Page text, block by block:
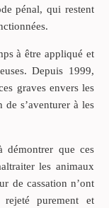
pénal, qui restent
à être appliqué et
Depuis 1999,
graves envers les
s’aventurer à les
démontrer que ces
les animaux
de cassation n’ont
purement et